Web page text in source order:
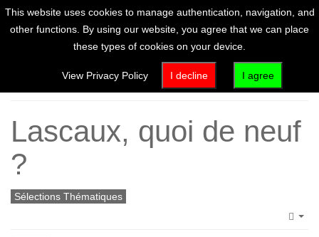
Home
Lascaux, quoi de neuf
?
Sélections Thématiques
This website uses cookies to manage authentication, navigation, and
other functions. By using our website, you agree that we can place
these types of cookies on your device.
View Privacy Policy I decline I agree